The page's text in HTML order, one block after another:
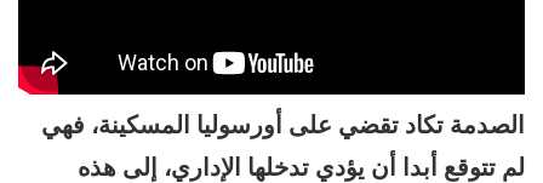
الصدمة تكاد تقضي على أورسوليا المسكينة، فهي
لم تتوقع أبدا أن يؤدي تدخلها الإداري، إلى هذه